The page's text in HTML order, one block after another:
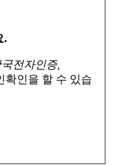
.
전자인증,
확인을 할 수 있습